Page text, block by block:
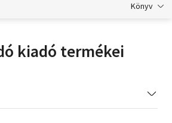
Könyv
kiadó termékei